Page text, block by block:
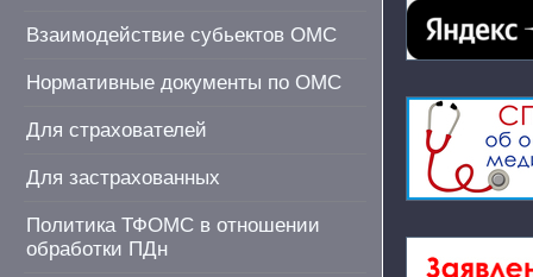
Взаимодействие субьектов ОМС
Нормативные документы по ОМС
Для страхователей
Для застрахованных
Политика ТФОМС в отношении
обработки ПДн